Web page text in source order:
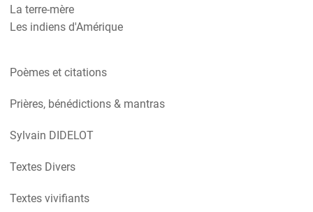
La terre-mère
Les indiens d'Amérique
Poèmes et citations
Prières, bénédictions & mantras
Sylvain DIDELOT
Textes Divers
Textes vivifiants